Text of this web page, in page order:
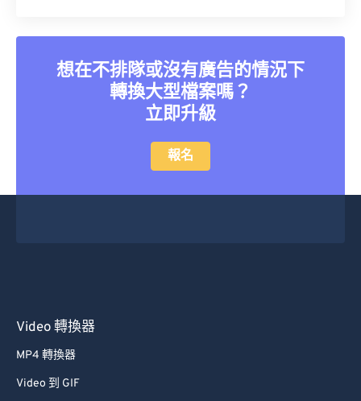
想在不排隊或沒有廣告的情況下
轉換大型檔案嗎？
立即升級
報名
Video 轉換器
MP4 轉換器
Video 到 GIF